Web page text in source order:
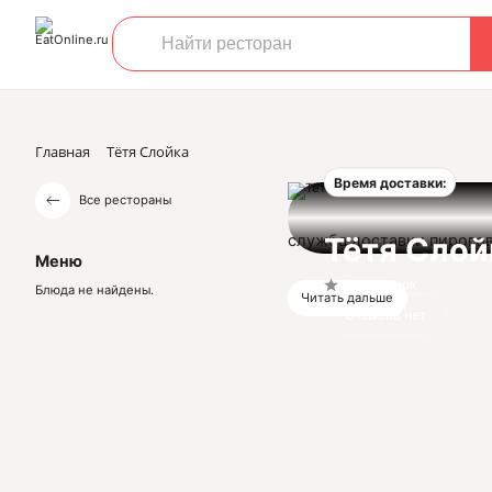
Главная Тётя Слойка
Все рестораны
Меню
Блюда не найдены.
Время доставки:
Тётя
служба доставки
Читать дальше